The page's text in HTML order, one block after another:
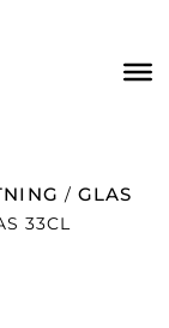
/ GLAS
33CL